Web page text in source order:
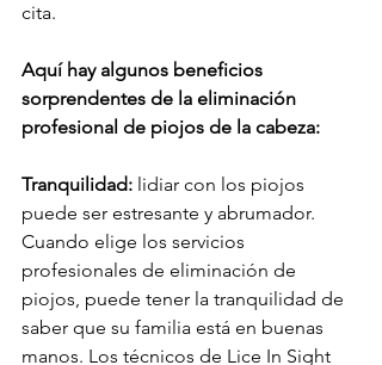
cita.
Aquí hay algunos beneficios
sorprendentes de la eliminación
profesional de piojos de la cabeza:
Tranquilidad: lidiar con los piojos
puede ser estresante y abrumador.
Cuando elige los servicios
profesionales de eliminación de
piojos, puede tener la tranquilidad de
saber que su familia está en buenas
manos. Los técnicos de Lice In Sight